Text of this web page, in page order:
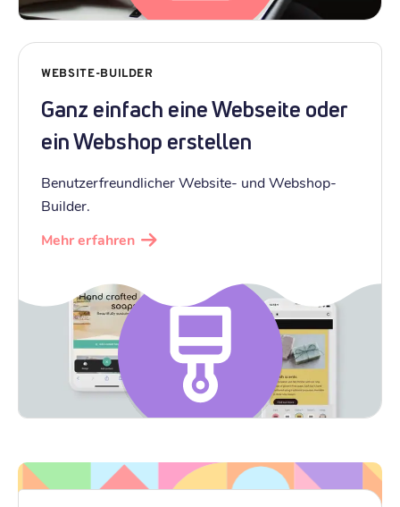
WEBSITE-BUILDER
Ganz einfach eine Webseite oder
ein Webshop erstellen
Benutzerfreundlicher Website- und Webshop-
Builder.
Mehr erfahren